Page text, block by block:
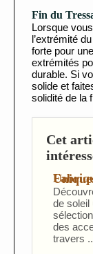
Fin du
Lorsque
l’extrémité
forte pour
extrémités
durable. Si
solide et
solidité de la
Cet
Fabriquer des Chapeaux de Soleil
de soleil
des
travers